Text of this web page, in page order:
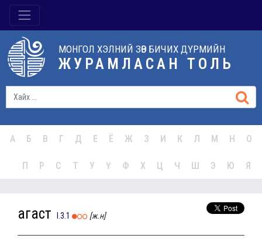
МОНГОЛ ХЭЛНИЙ ЗӨВ БИЧИХ ДҮРМИЙН
ЖУРАМЛАСАН ТОЛЬ
А Б В Г Д Е Ё Ж З И К Л М Н О
П Р С Т У Ү Ф Х Ц Ч Ш Э Ю Я
агаст I.3.1 [ж.н]